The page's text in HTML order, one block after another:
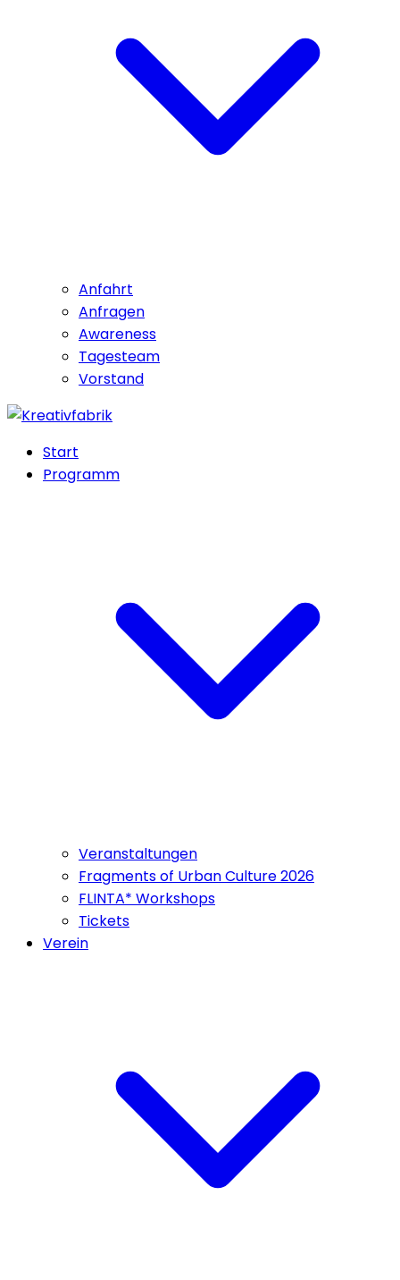
Anfahrt
Anfragen
Awareness
Tagesteam
Vorstand
Start
Programm
Veranstaltungen
Fragments of Urban Culture 2026
FLINTA* Workshops
Tickets
Verein